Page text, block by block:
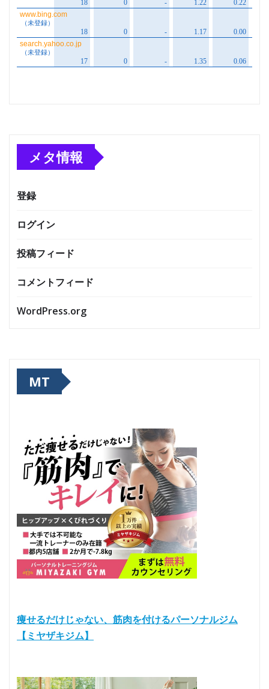
メタ情報
登録
ログイン
投稿フィード
コメントフィード
WordPress.org
MT
痩せるだけじゃない、筋肉を付けるパーソナルジム
【ミヤザキジム】